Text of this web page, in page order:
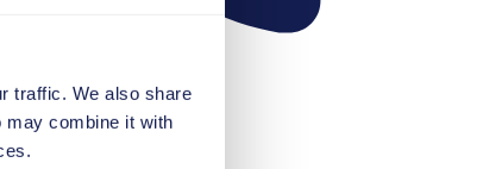
traffic. We also share
may combine it with